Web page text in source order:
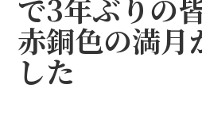
で3年ぶりの
赤銅色の満月
した